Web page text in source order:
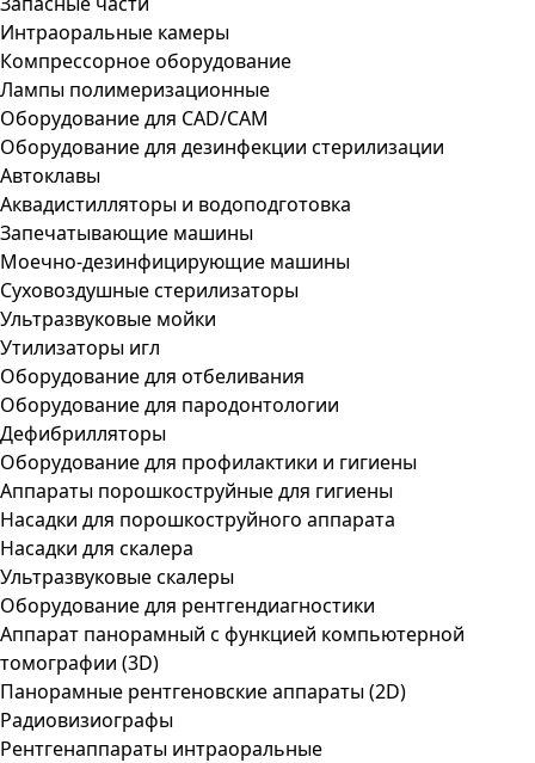
Интраоральные камеры
Компрессорное оборудование
Лампы полимеризационные
Оборудование для CAD/CAM
Оборудование для дезинфекции стерилизации
Автоклавы
Аквадистилляторы и водоподготовка
Запечатывающие машины
Моечно-дезинфицирующие машины
Суховоздушные стерилизаторы
Ультразвуковые мойки
Утилизаторы игл
Оборудование для отбеливания
Оборудование для пародонтологии
Дефибрилляторы
Оборудование для профилактики и гигиены
Аппараты порошкоструйные для гигиены
Насадки для порошкоструйного аппарата
Насадки для скалера
Ультразвуковые скалеры
Оборудование для рентгендиагностики
Аппарат панорамный с функцией компьютерной
томографии (3D)
Панорамные рентгеновские аппараты (2D)
Радиовизиографы
Рентгенаппараты интраоральные